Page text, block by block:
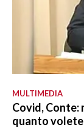
MULTIMEDIA
Covid, Conte:
quanto volete